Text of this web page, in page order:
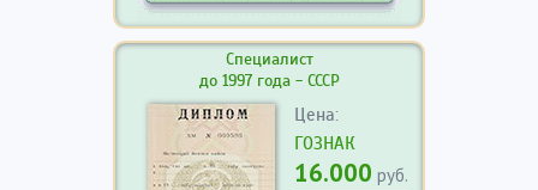
Специалист
до 1997 года - СССР
Цена:
ГОЗНАК
16.000 руб.